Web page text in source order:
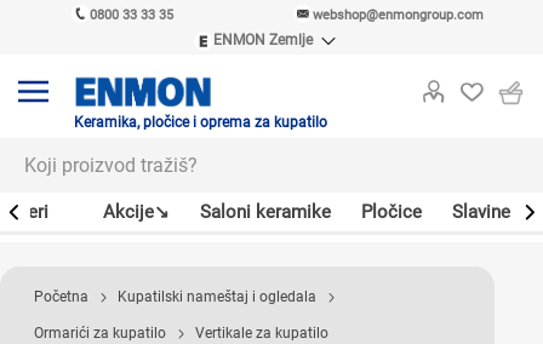
0800 33 33 35 webshop@enmongroup.com
ENMON Zemlje
ENMON MKD
Keramika, pločice i oprema za kupatilo
Akcije↘ Saloni keramike Pločice Slavine
Početna Kupatilski nameštaj i ogledala
Ormarići za kupatilo Vertikale za kupatilo